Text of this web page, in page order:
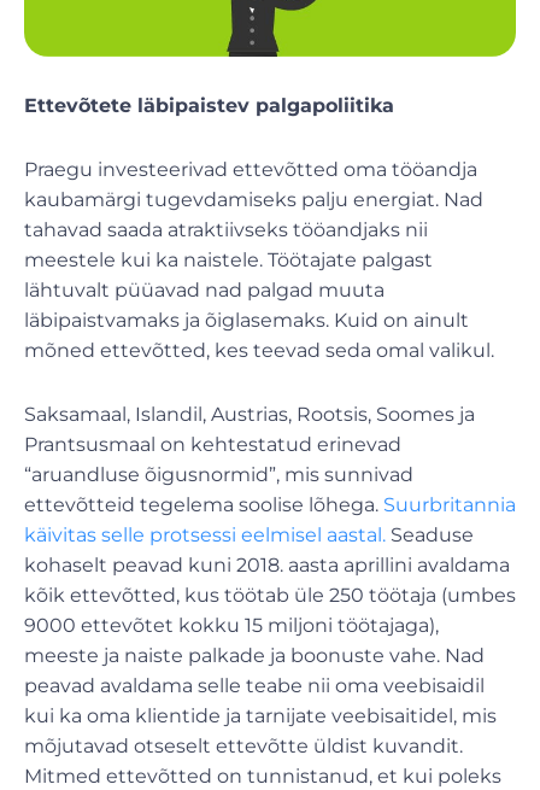
Ettevõtete läbipaistev palgapoliitika
Praegu investeerivad ettevõtted oma tööandja
kaubamärgi tugevdamiseks palju energiat. Nad
tahavad saada atraktiivseks tööandjaks nii
meestele kui ka naistele. Töötajate palgast
lähtuvalt püüavad nad palgad muuta
läbipaistvamaks ja õiglasemaks. Kuid on ainult
mõned ettevõtted, kes teevad seda omal valikul.
Saksamaal, Islandil, Austrias, Rootsis, Soomes ja
Prantsusmaal on kehtestatud erinevad
“aruandluse õigusnormid”, mis sunnivad
ettevõtteid tegelema soolise lõhega. Suurbritannia
käivitas selle protsessi eelmisel aastal. Seaduse
kohaselt peavad kuni 2018. aasta aprillini avaldama
kõik ettevõtted, kus töötab üle 250 töötaja (umbes
9000 ettevõtet kokku 15 miljoni töötajaga),
meeste ja naiste palkade ja boonuste vahe. Nad
peavad avaldama selle teabe nii oma veebisaidil
kui ka oma klientide ja tarnijate veebisaitidel, mis
mõjutavad otseselt ettevõtte üldist kuvandit.
Mitmed ettevõtted on tunnistanud, et kui poleks